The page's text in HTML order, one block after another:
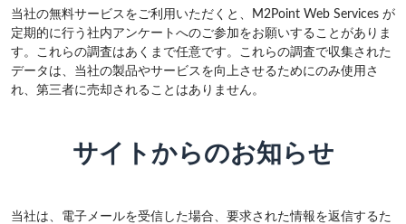
当社の無料サービスをご利用いただくと、M2Point Web Services が
定期的に行う社内アンケートへのご参加をお願いすることがありま
す。これらの調査はあくまで任意です。これらの調査で収集された
データは、当社の製品やサービスを向上させるためにのみ使用さ
れ、第三者に売却されることはありません。
サイトからのお知らせ
当社は、電子メールを受信した場合、要求された情報を返信するた